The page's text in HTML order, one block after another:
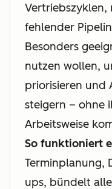
Vertriebszyklen,
fehlender
Besonders
nutzen wollen,
priorisieren und
steigern – ohne
Arbeitsweise
So funktioniert
Terminplanung,
ups, bündelt